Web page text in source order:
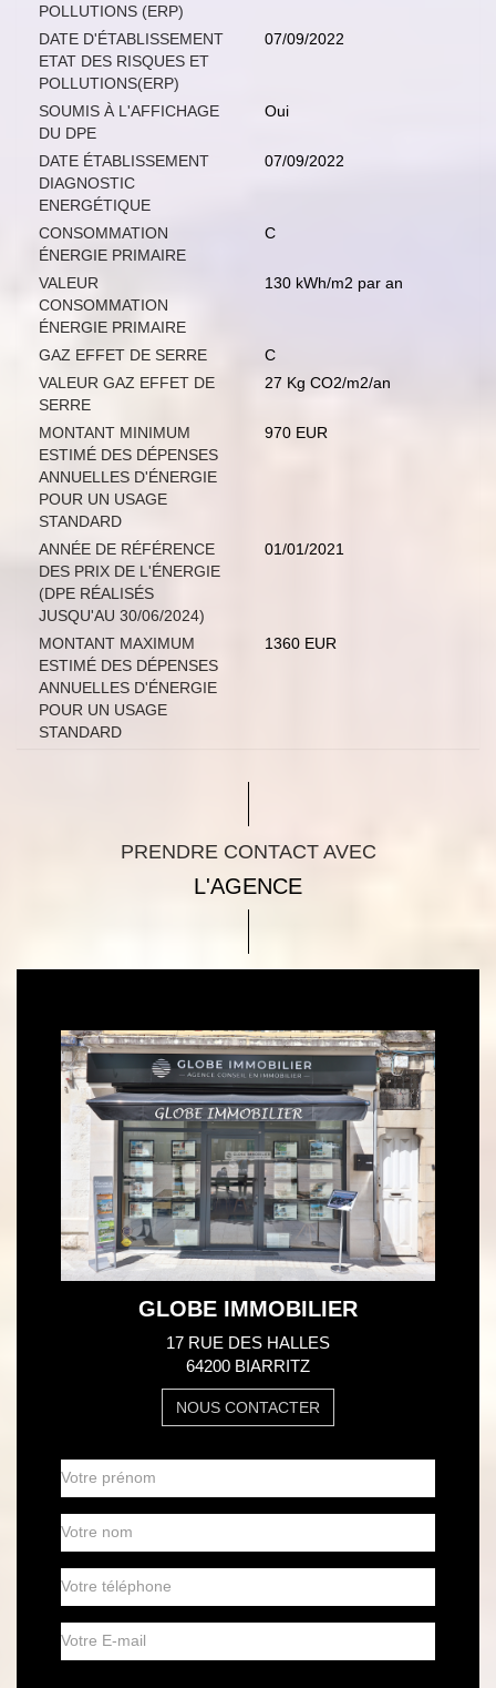
POLLUTIONS (ERP)
DATE D'ÉTABLISSEMENT
ETAT DES RISQUES ET
POLLUTIONS(ERP)
07/09/2022
SOUMIS À L'AFFICHAGE
DU DPE
Oui
DATE ÉTABLISSEMENT
DIAGNOSTIC
ENERGÉTIQUE
07/09/2022
CONSOMMATION
ÉNERGIE PRIMAIRE
C
VALEUR
CONSOMMATION
ÉNERGIE PRIMAIRE
130 kWh/m2 par an
GAZ EFFET DE SERRE
C
VALEUR GAZ EFFET DE
SERRE
27 Kg CO2/m2/an
MONTANT MINIMUM
ESTIMÉ DES DÉPENSES
ANNUELLES D'ÉNERGIE
POUR UN USAGE
STANDARD
970 EUR
ANNÉE DE RÉFÉRENCE
DES PRIX DE L'ÉNERGIE
(DPE RÉALISÉS
JUSQU'AU 30/06/2024)
01/01/2021
MONTANT MAXIMUM
ESTIMÉ DES DÉPENSES
ANNUELLES D'ÉNERGIE
POUR UN USAGE
STANDARD
1360 EUR
PRENDRE CONTACT AVEC
L'AGENCE
GLOBE IMMOBILIER
17 RUE DES HALLES
64200 BIARRITZ
NOUS CONTACTER